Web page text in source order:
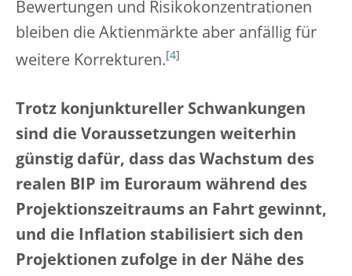
Bewertungen und Risikokonzentrationen
bleiben die Aktienmärkte aber anfällig für
weitere Korrekturen. 4
Trotz konjunktureller Schwankungen
sind die Voraussetzungen weiterhin
günstig dafür, dass das Wachstum des
realen BIP im Euroraum während des
Projektionszeitraums an Fahrt gewinnt,
und die Inflation stabilisiert sich den
Projektionen zufolge in der Nähe des